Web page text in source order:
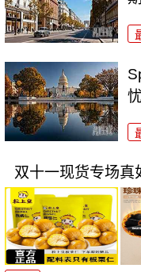
双十一现货专场真